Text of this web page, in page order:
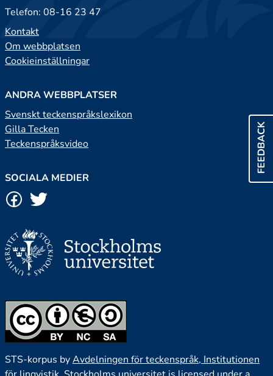
FEEDBACK
Telefon: 08-16 23 47
Kontakt
Om webbplatsen
Cookieinställningar
ANDRA WEBBPLATSER
Svenskt teckenspråkslexikon
Gilla Tecken
Teckenspråksvideo
SOCIALA MEDIER
STS-korpus byAvdelningen för teckenspråk, Institutionen